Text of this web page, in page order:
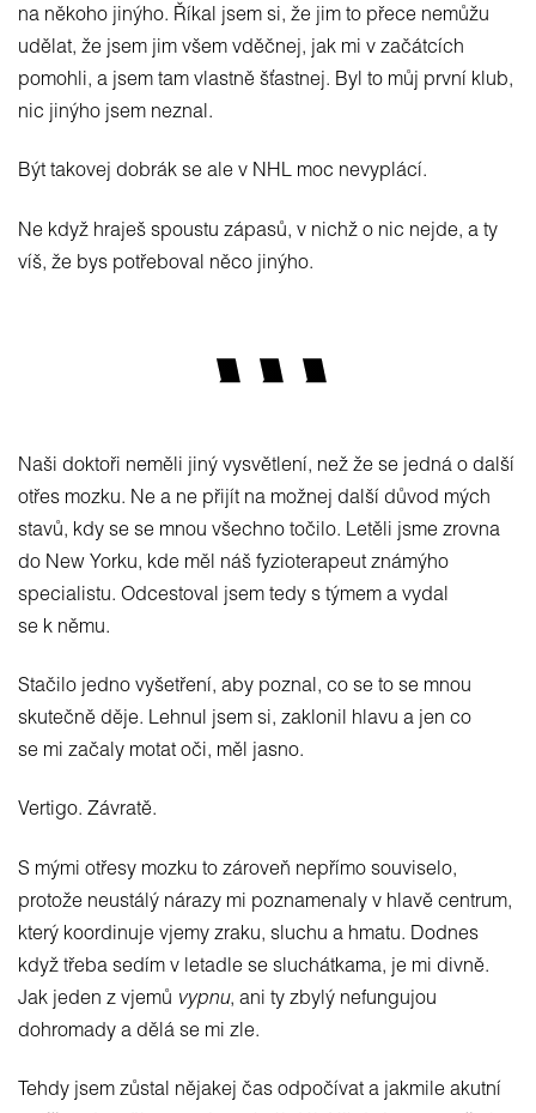
na někoho jinýho. Říkal jsem si, že jim to přece nemůžu
udělat, že jsem jim všem vděčnej, jak mi v začátcích
pomohli, a jsem tam vlastně šťastnej. Byl to můj první klub,
nic jinýho jsem neznal.
Být takovej dobrák se ale v NHL moc nevyplácí.
Ne když hraješ spoustu zápasů, v nichž o nic nejde, a ty
víš, že bys potřeboval něco jinýho.
Naši doktoři neměli jiný vysvětlení, než že se jedná o další
otřes mozku. Ne a ne přijít na možnej další důvod mých
stavů, kdy se se mnou všechno točilo. Letěli jsme zrovna
do New Yorku, kde měl náš fyzioterapeut známýho
specialistu. Odcestoval jsem tedy s týmem a vydal
se k němu.
Stačilo jedno vyšetření, aby poznal, co se to se mnou
skutečně děje. Lehnul jsem si, zaklonil hlavu a jen co
se mi začaly motat oči, měl jasno.
Vertigo. Závratě.
S mými otřesy mozku to zároveň nepřímo souviselo,
protože neustálý nárazy mi poznamenaly v hlavě centrum,
který koordinuje vjemy zraku, sluchu a hmatu. Dodnes
když třeba sedím v letadle se sluchátkama, je mi divně.
Jak jeden z vjemů vypnu, ani ty zbylý nefungujou
dohromady a dělá se mi zle.
Tehdy jsem zůstal nějakej čas odpočívat a jakmile akutní